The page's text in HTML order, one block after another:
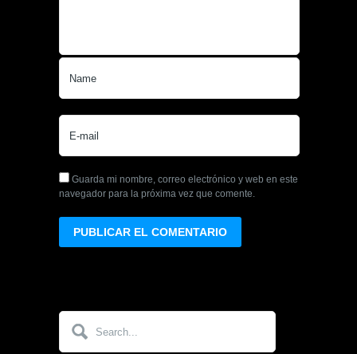
Guarda mi nombre, correo electrónico y web en este
navegador para la próxima vez que comente.